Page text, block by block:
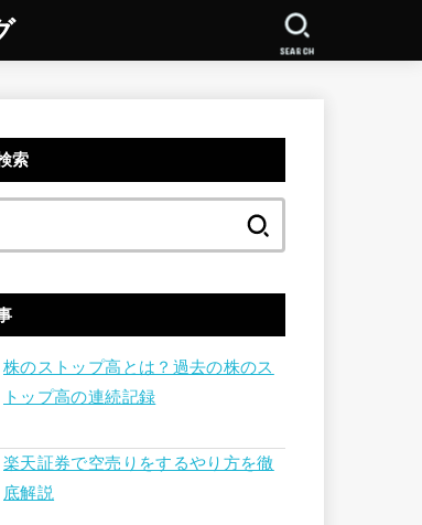
SEARCH
索
株のストップ高とは？過去の株のス
トップ高の連続記録
楽天証券で空売りをするやり方を徹
底解説